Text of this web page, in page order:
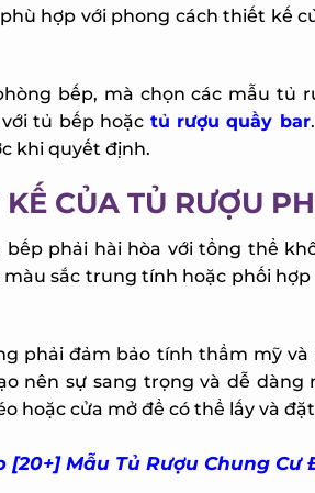
hợp với phong cách thiết kế
bếp, mà chọn các mẫu tủ
tủ bếp hoặctủ rượu quầy bar.
khi quyết định.
CỦA TỦ RƯỢU
phải hài hòa với tổng thể
sắc trung tính hoặc phối
phải đảm bảo tính thẩm mỹ và
nên sự sang trọng và dễ dàng
hoặc cửa mở để có thể lấy và
[20+] Mẫu Tủ Rượu Chung Cư